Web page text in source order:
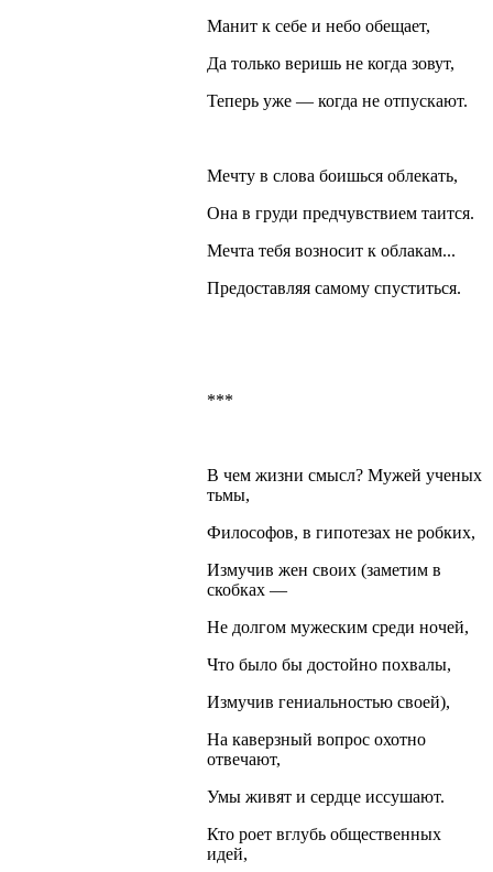
Манит к себе и небо обещает,
Да только веришь не когда зовут,
Теперь уже — когда не отпускают.
Мечту в слова боишься облекать,
Она в груди предчувствием таится.
Мечта тебя возносит к облакам...
Предоставляя самому спуститься.
***
В чем жизни смысл? Мужей ученых
тьмы,
Философов, в гипотезах не робких,
Измучив жен своих (заметим в
скобках —
Не долгом мужеским среди ночей,
Что было бы достойно похвалы,
Измучив гениальностью своей),
На каверзный вопрос охотно
отвечают,
Умы живят и сердце иссушают.
Кто роет вглубь общественных
идей,